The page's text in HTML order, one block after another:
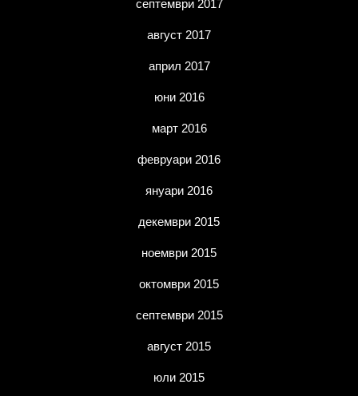
септември 2017
август 2017
април 2017
юни 2016
март 2016
февруари 2016
януари 2016
декември 2015
ноември 2015
октомври 2015
септември 2015
август 2015
юли 2015